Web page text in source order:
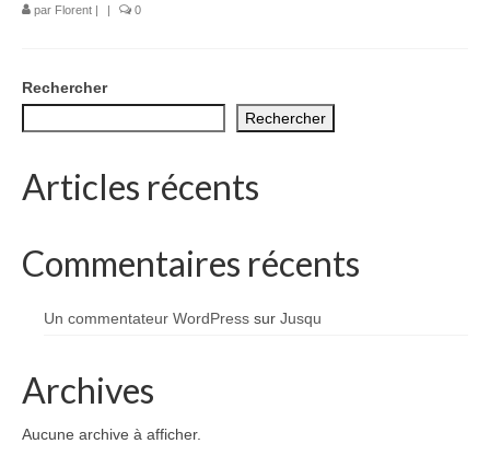
1505 à 1589
1595 à 1693
1701 à 1798
1901 à 1948
1950 à 2006
Histoire Générale du Languedoc
HGL: 498 à 1095
par Florent | | 0
Rechercher
Rechercher
Articles récents
Commentaires récents
Un commentateur WordPress sur Jusqu
Archives
Aucune archive à afficher.